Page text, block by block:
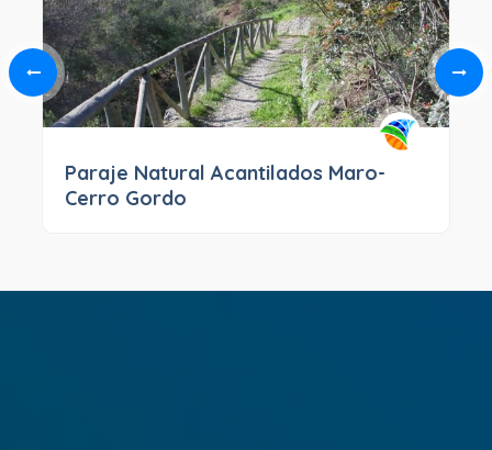
Paraje Natural Acantilados Maro-
Cerro Gordo